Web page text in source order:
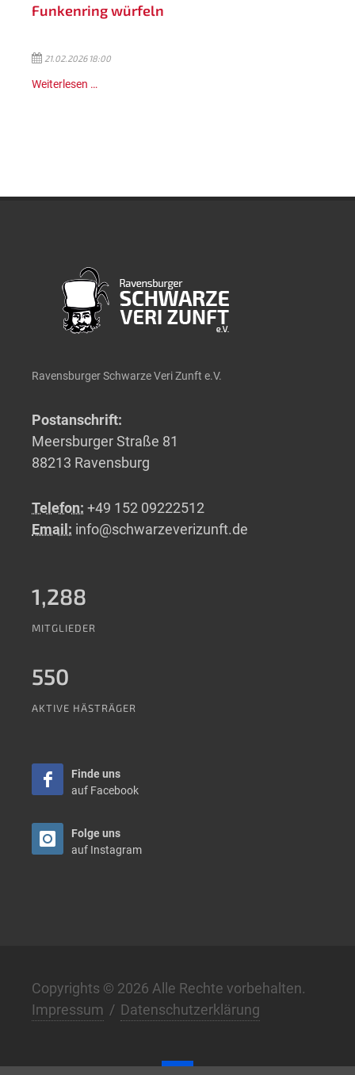
Funkenring würfeln
21.02.2026 18:00
Weiterlesen …
Ravensburger Schwarze Veri Zunft e.V.
Postanschrift:
Meersburger Straße 81
88213 Ravensburg
Telefon: +49 152 09222512
Email: info@schwarzeverizunft.de
1,288
MITGLIEDER
550
AKTIVE HÄSTRÄGER
Finde uns
auf Facebook
Folge uns
auf Instagram
Copyrights © 2026 Alle Rechte vorbehalten.
Impressum / Datenschutzerklärung